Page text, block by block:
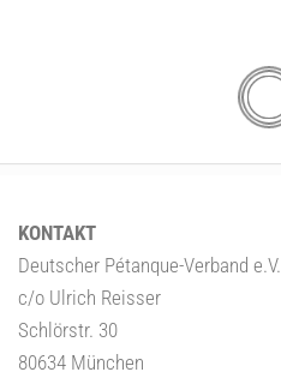
KONTAKT
Deutscher Pétanque-Verband e.V.
c/o Ulrich Reisser
Schlörstr. 30
80634 München